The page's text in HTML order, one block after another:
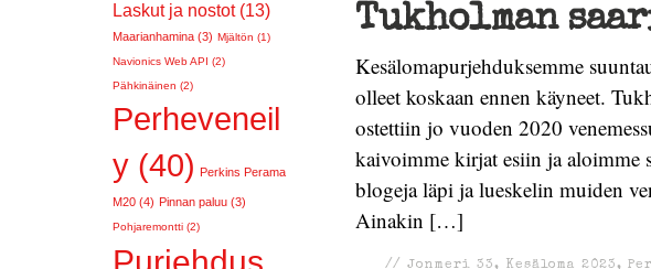
Tukholman
Kesälomapurjehduksemme
olleet koskaan ennen käyneet.
ostettiin jo vuoden 2020
kaivoimme kirjat esiin ja aloimme
blogeja läpi ja lueskelin muiden
Ainakin […]
// Jonmeri 33, Kesäloma 2023,
Laskut ja nostot (13)
Maarianhamina (3) Mjältön (1)
Navionics Web API (2)
Pähkinäinen (2)
Perheveneil
y (40) Perkins Perama
M20 (4) Pinnan paluu (3)
Pohjaremontti (2)